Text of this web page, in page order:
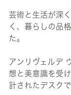
芸術と生活が深
く、暮らしの品
た。
アンリヴェルデ
想と美意識を受
計されたデスクで